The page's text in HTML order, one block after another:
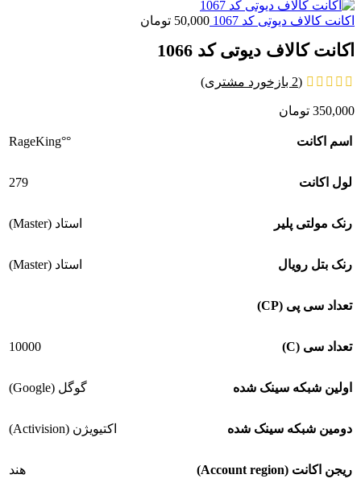
اکانت کالاف دیوتی کد 1067 50,000 تومان
اکانت کالاف دیوتی کد 1066
(
2 بازخورد مشتری)
350,000 تومان
اسم اکانت °°RageKing
لول اکانت 279
رنک مولتی پلیر استاد (Master)
رنک بتل رویال استاد (Master)
تعداد سی پی (CP)
تعداد سی (C) 10000
اولین شبکه سینک شده گوگل (Google)
دومین شبکه سینک شده اکتیویژن (Activision)
ریجن اکانت (Account region) هند